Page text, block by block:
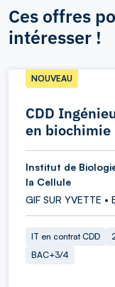
Ces offres
intéresser !
CDD
en biochimie
NOUVEAU
Institut de
la Cellule
GIF SUR YVETTE •
IT en contrat CDD
BAC+3/4